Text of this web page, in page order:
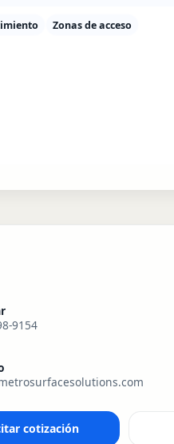
Zonas de acceso
9154
cotización